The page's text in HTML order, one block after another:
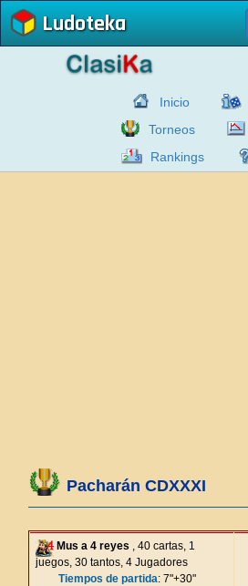
Ludoteka
Inicio
Torneos
Rankings
Pacharán CDXXXI
Mus a 4 reyes , 40 cartas, 1
juegos, 30 tantos, 4 Jugadores
Tiempos de partida: 7"+30"